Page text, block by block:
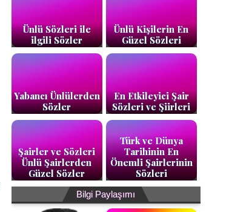
Ünlü Sözleri ile
ilgili Sözler
Ünlü Kişilerin En
Güzel Sözleri
Yabancı Ünlülerden
Sözler
En Etkileyici Şair
Sözleri ve Şiirleri
Şairler ve Sözleri
Ünlü Şairlerden
Güzel Sözler
Türk ve Dünya
Tarihinin En
Önemli Şairlerinin
Sözleri
Bilgi Paylaşımı